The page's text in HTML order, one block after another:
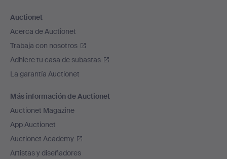
Auctionet
Acerca de Auctionet
Trabaja con nosotros
Adhiere tu casa de subastas
La garantía Auctionet
Más información de Auctionet
Auctionet Magazine
App Auctionet
Auctionet Academy
Artistas y diseñadores